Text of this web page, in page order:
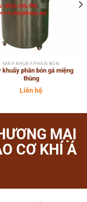
MÁY KHUẤY PHÂN BÓN
khuấy phân bón gá miệng
thùng
Liên hệ
MẠI
CƠ KHÍ Á